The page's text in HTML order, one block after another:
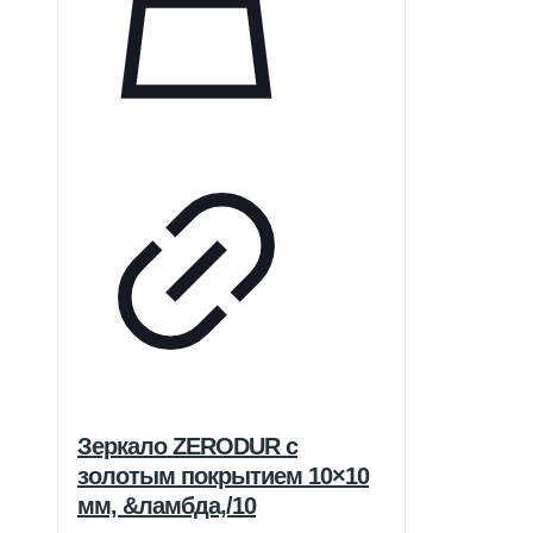
Зеркало ZERODUR с
золотым покрытием 10×10
мм, &ламбда,/10